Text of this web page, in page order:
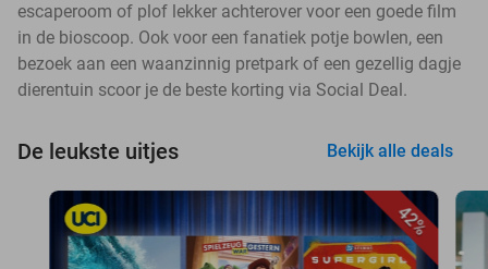
escaperoom of plof lekker achterover voor een goede film
in de bioscoop. Ook voor een fanatiek potje bowlen, een
bezoek aan een waanzinnig pretpark of een gezellig dagje
dierentuin scoor je de beste korting via Social Deal.
De leukste uitjes Bekijk alle deals
42%